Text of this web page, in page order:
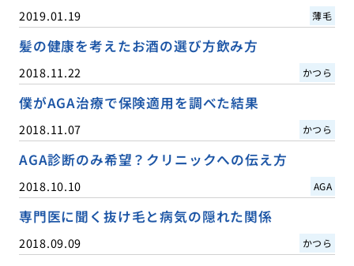
2019.01.19 薄毛
髪の健康を考えたお酒の選び方飲み方
2018.11.22 かつら
僕がAGA治療で保険適用を調べた結果
2018.11.07 かつら
AGA診断のみ希望？クリニックへの伝え方
2018.10.10 AGA
専門医に聞く抜け毛と病気の隠れた関係
2018.09.09 かつら